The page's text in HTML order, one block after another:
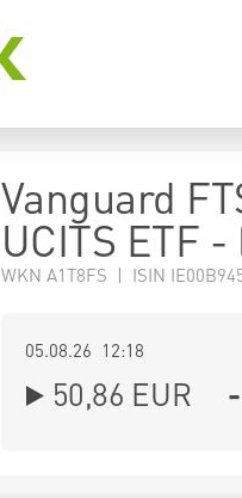
Vanguard
UCITS ETF
WKN A1T8FS | ISIN
05.08.26 12:18
50,86 EUR -